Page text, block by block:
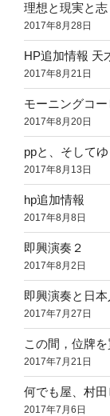
理想と現実と志
2017年8月28日
HP追加情報 天
2017年8月21日
モーニングコー
2017年8月20日
ppと、そして
2017年8月13日
hp追加情報
2017年8月8日
即興演奏２
2017年8月2日
即興演奏と日
2017年7月27日
この間，位牌
2017年7月21日
何でも屋、村田
2017年7月6日